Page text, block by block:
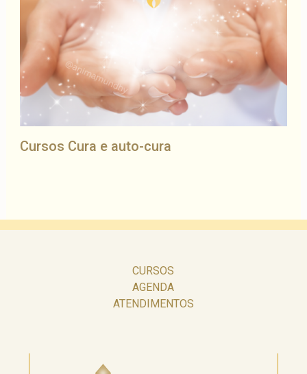
Cursos Cura e auto-cura
CURSOS
AGENDA
ATENDIMENTOS